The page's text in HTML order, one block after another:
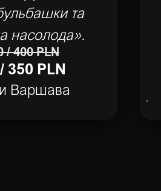
та
насолода».
/ 400 PLN
350 PLN
Варшава